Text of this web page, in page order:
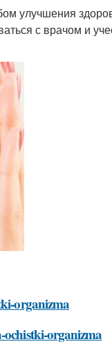
улучшения
с врачом и
organizma
organizma